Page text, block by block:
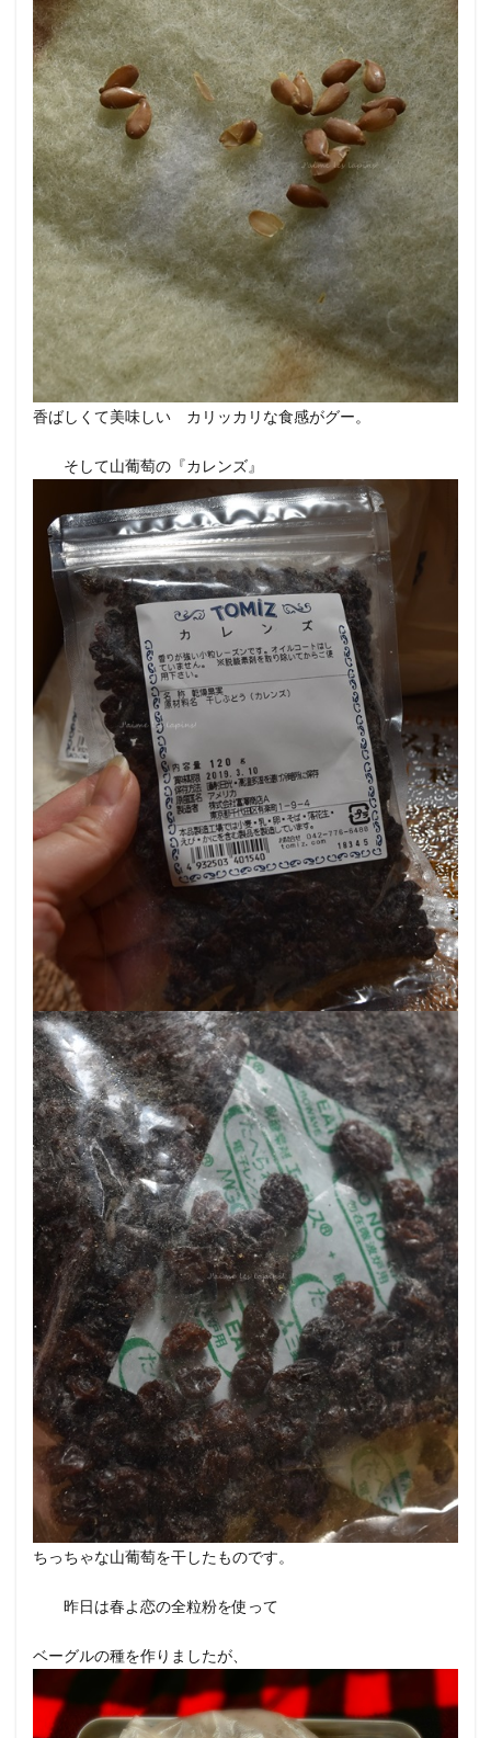
香ばしくて美味しい カリッカリな食感がグー。
そして山葡萄の『カレンズ』
ちっちゃな山葡萄を干したものです。
昨日は春よ恋の全粒粉を使って
ベーグルの種を作りましたが、